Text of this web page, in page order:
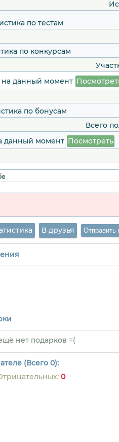
по тестам
по конкурсам
данный момент
по бонусам
Всего
данный момент Посмотреть
В друзья
нет подарков =(
(Всего 0):
0